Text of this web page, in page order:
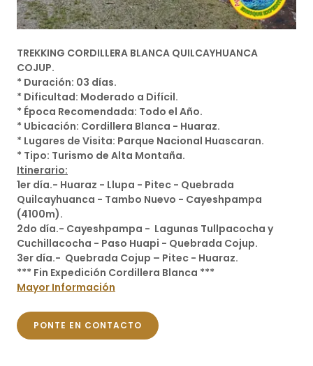
TREKKING CORDILLERA BLANCA QUILCAYHUANCA
COJUP.
* Duración: 03 días.
* Dificultad: Moderado a Difícil.
* Época Recomendada: Todo el Año.
* Ubicación: Cordillera Blanca - Huaraz.
* Lugares de Visita: Parque Nacional Huascaran.
* Tipo: Turismo de Alta Montaña.
Itinerario:
1er día.- Huaraz - Llupa - Pitec - Quebrada
Quilcayhuanca - Tambo Nuevo - Cayeshpampa
(4100m).
2do día.- Cayeshpampa - Lagunas Tullpacocha y
Cuchillacocha - Paso Huapi - Quebrada Cojup.
3er día.- Quebrada Cojup – Pitec - Huaraz.
*** Fin Expedición Cordillera Blanca ***
Mayor Información
PONTE EN CONTACTO